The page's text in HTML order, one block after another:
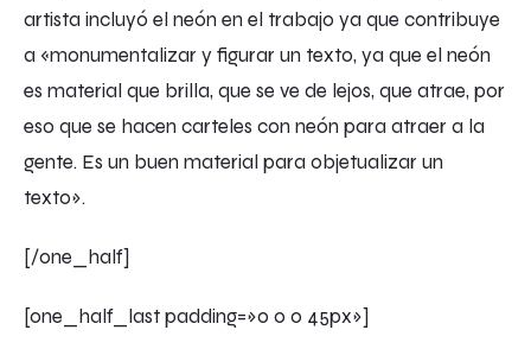
artista incluyó el neón en el trabajo ya que contribuye
a «monumentalizar y figurar un texto, ya que el neón
es material que brilla, que se ve de lejos, que atrae, por
eso que se hacen carteles con neón para atraer a la
gente. Es un buen material para objetualizar un
texto».
[/one_half]
[one_half_last padding=»0 0 0 45px»]